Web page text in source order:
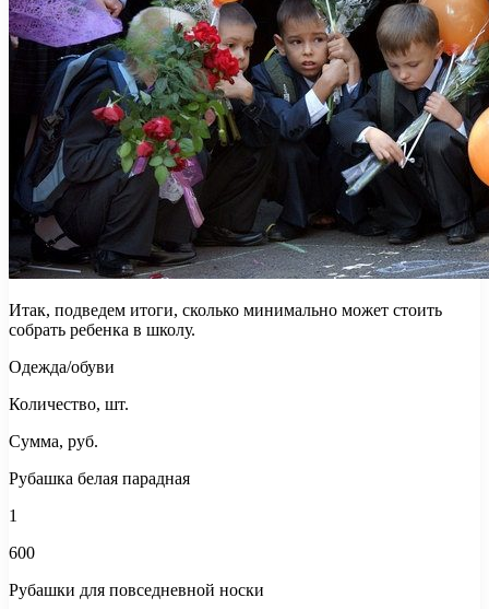
Итак, подведем итоги, сколько минимально может стоить
собрать ребенка в школу.
Одежда/обуви
Количество, шт.
Сумма, руб.
Рубашка белая парадная
1
600
Рубашки для повседневной носки